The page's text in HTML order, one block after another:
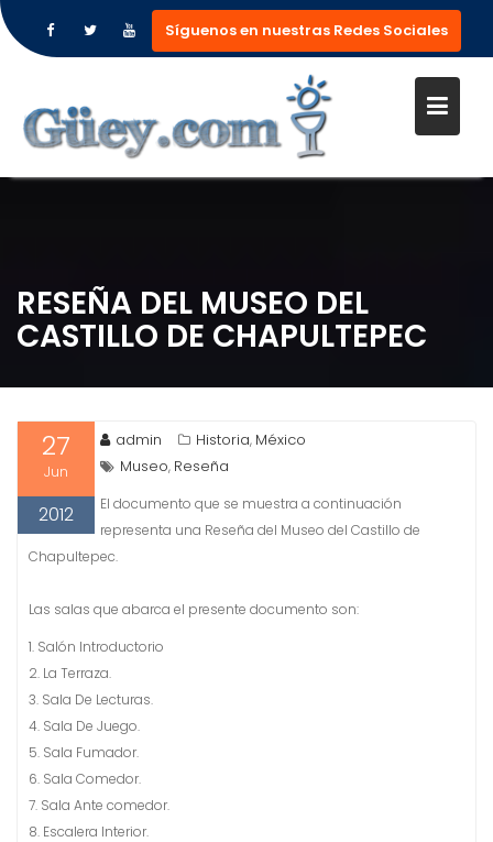
contenido
Síguenos en nuestras Redes Sociales
RESEÑA DEL MUSEO DEL
CASTILLO DE CHAPULTEPEC
27
Jun
2012
admin Historia, México
Museo, Reseña
El documento que se muestra a continuación
representa una Reseña del Museo del Castillo de
Chapultepec.
Las salas que abarca el presente documento son:
1. Salón Introductorio
2. La Terraza.
3. Sala De Lecturas.
4. Sala De Juego.
5. Sala Fumador.
6. Sala Comedor.
7. Sala Ante comedor.
8. Escalera Interior.